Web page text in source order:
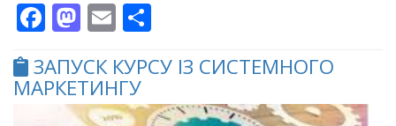
Facebook
Mastodon
Email
ЗАПУСК КУРСУ ІЗ СИСТЕМНОГО
МАРКЕТИНГУ